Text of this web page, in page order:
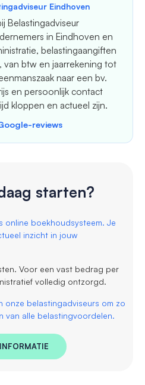
Eindhoven
Belastingadviseur
in Eindhoven en
belastingaangiften
van btw en jaarrekening tot
naar een bv.
en persoonlijk contact
kloppen en actueel zijn.
reviews
starten?
boekhoudsysteem. Je
inzicht in jouw
Voor een vast bedrag per
volledig ontzorgd.
onze belastingadviseurs om zo
van alle belastingvoordelen.